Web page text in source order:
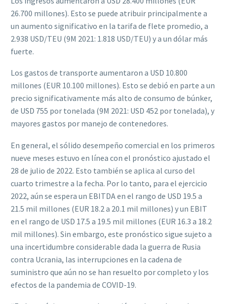
26.700 millones). Esto se puede atribuir principalmente a
un aumento significativo en la tarifa de flete promedio, a
2.938 USD/TEU (9M 2021: 1.818 USD/TEU) y a un dólar más
fuerte.
Los gastos de transporte aumentaron a USD 10.800
millones (EUR 10.100 millones). Esto se debió en parte a un
precio significativamente más alto de consumo de búnker,
de USD 755 por tonelada (9M 2021: USD 452 por tonelada), y
mayores gastos por manejo de contenedores.
En general, el sólido desempeño comercial en los primeros
nueve meses estuvo en línea con el pronóstico ajustado el
28 de julio de 2022. Esto también se aplica al curso del
cuarto trimestre a la fecha. Por lo tanto, para el ejercicio
2022, aún se espera un EBITDA en el rango de USD 19.5 a
21.5 mil millones (EUR 18.2 a 20.1 mil millones) y un EBIT
en el rango de USD 17.5 a 19.5 mil millones (EUR 16.3 a 18.2
mil millones). Sin embargo, este pronóstico sigue sujeto a
una incertidumbre considerable dada la guerra de Rusia
contra Ucrania, las interrupciones en la cadena de
suministro que aún no se han resuelto por completo y los
efectos de la pandemia de COVID-19.